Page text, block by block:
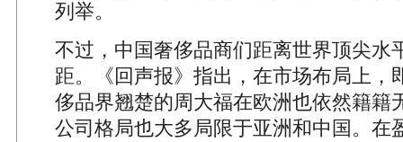
列举。
不过，中国奢侈品商们距离世界顶尖水
距。《回声报》指出，在市场布局上，
侈品界翘楚的周大福在欧洲也依然籍籍
公司格局也大多局限于亚洲和中国。在